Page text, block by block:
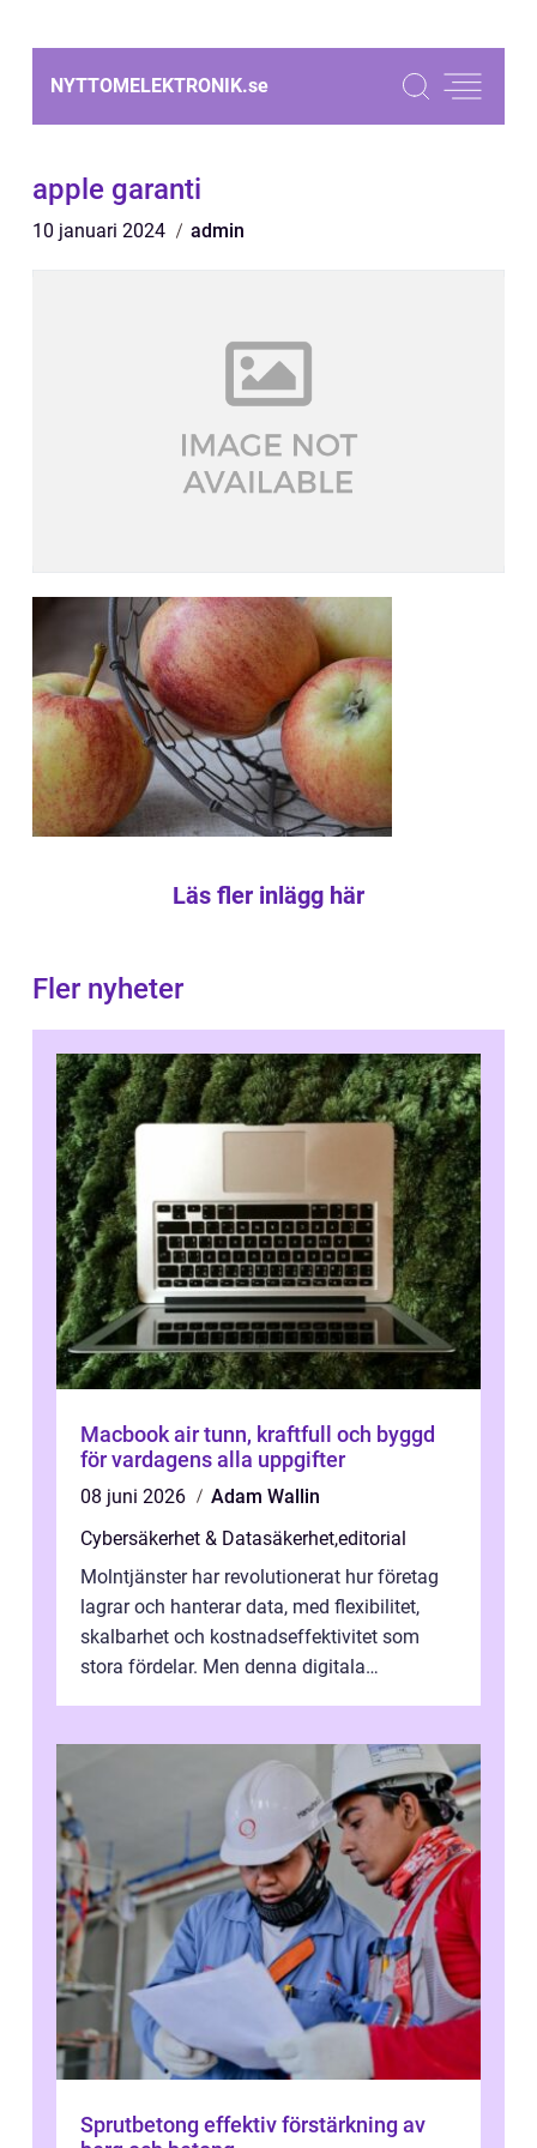
NYTTOMELEKTRONIK.se
apple garanti
10 januari 2024 admin
Läs fler inlägg här
Fler nyheter
Macbook air tunn, kraftfull och byggd
för vardagens alla uppgifter
08 juni 2026
Adam Wallin
Cybersäkerhet & Datasäkerhet,editorial
Molntjänster har revolutionerat hur företag
lagrar och hanterar data, med flexibilitet,
skalbarhet och kostnadseffektivitet som
stora fördelar. Men denna digitala
Sprutbetong effektiv förstärkning av